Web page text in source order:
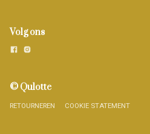
Volg ons
© Qulotte
RETOURNEREN COOKIE STATEMENT